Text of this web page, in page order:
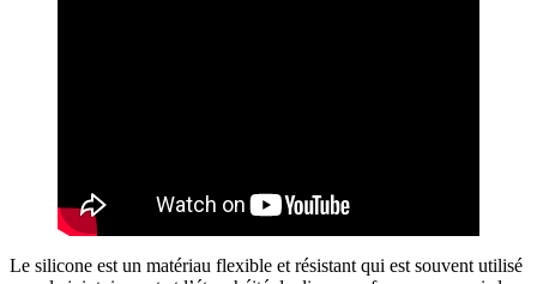
Le silicone est un matériau flexible et résistant qui est souvent utilisé